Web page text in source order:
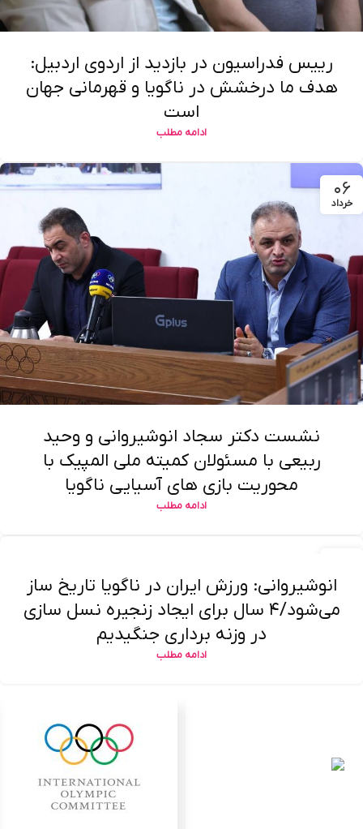
رییس فدراسیون در بازدید از اردوی اردبیل:
هدف ما درخشش در ناگویا و قهرمانی جهان
است
ادامه مطلب
۰۶
خرداد
نشست دکتر سجاد انوشیروانی و وحید
ربیعی با مسئولان کمیته ملی المپیک با
محوریت بازی های آسیایی ناگویا
ادامه مطلب
خردادانوشیروانی: ورزش ایران در ناگویا تاریخ ساز
می‌شود/۴ سال برای ایجاد زنجیره نسل سازی
در وزنه برداری جنگیدیم
ادامه مطلب